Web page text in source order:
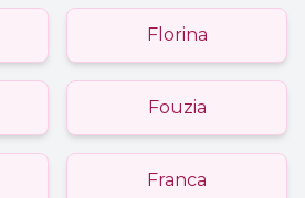
Florina
Fouzia
Franca